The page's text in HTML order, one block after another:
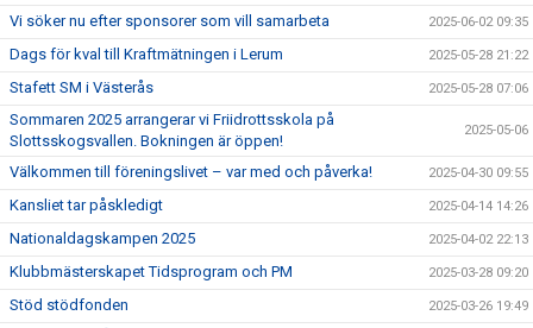
Vi söker nu efter sponsorer som vill samarbeta 2025-06-02 09:35
Dags för kval till Kraftmätningen i Lerum 2025-05-28 21:22
Stafett SM i Västerås 2025-05-28 07:06
Sommaren 2025 arrangerar vi Friidrottsskola på
Slottsskogsvallen. Bokningen är öppen!
2025-05-06
Välkommen till föreningslivet – var med och påverka! 2025-04-30 09:55
Kansliet tar påskledigt 2025-04-14 14:26
Nationaldagskampen 2025 2025-04-02 22:13
Klubbmästerskapet Tidsprogram och PM 2025-03-28 09:20
Stöd stödfonden 2025-03-26 19:49